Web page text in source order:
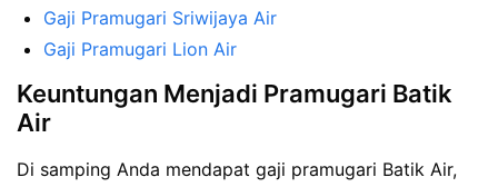
Gaji Pramugari Sriwijaya Air
Gaji Pramugari Lion Air
Keuntungan Menjadi Pramugari Batik
Air
Di samping Anda mendapat gaji pramugari Batik Air,